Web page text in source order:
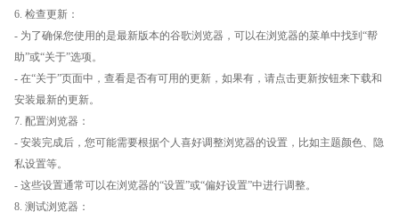
6. 检查更新：
- 为了确保您使用的是最新版本的谷歌浏览器，可以在浏览器的菜单中找到“帮
助”或“关于”选项。
- 在“关于”页面中，查看是否有可用的更新，如果有，请点击更新按钮来下载和
安装最新的更新。
7. 配置浏览器：
- 安装完成后，您可能需要根据个人喜好调整浏览器的设置，比如主题颜色、隐
私设置等。
- 这些设置通常可以在浏览器的“设置”或“偏好设置”中进行调整。
8. 测试浏览器：